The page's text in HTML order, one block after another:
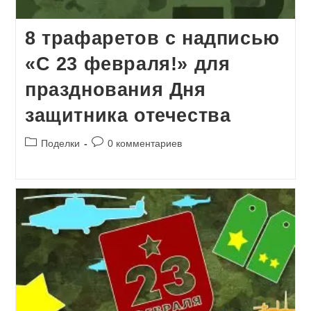
8 трафаретов с надписью
«С 23 февраля!» для
празднования Дня
защитника отечества
Рубрика
Поделки
Комментарии
0 комментариев